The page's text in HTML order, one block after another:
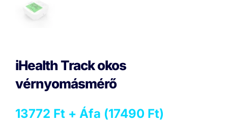
iHealth Track okos
vérnyomásmérő
13772 Ft + Áfa (17490 Ft)